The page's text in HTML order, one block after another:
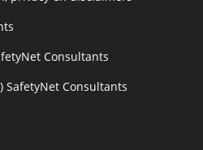
Consultants
SafetyNet Consultants